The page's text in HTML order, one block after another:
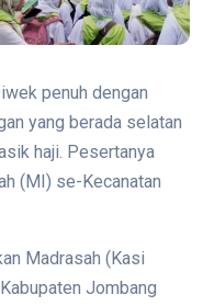
penuh dengan
yang berada selatan
haji. Pesertanya
(MI) se-Kecanatan
Madrasah (Kasi
Jombang